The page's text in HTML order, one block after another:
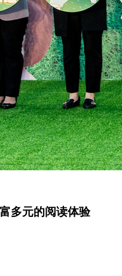
多元的阅读体验